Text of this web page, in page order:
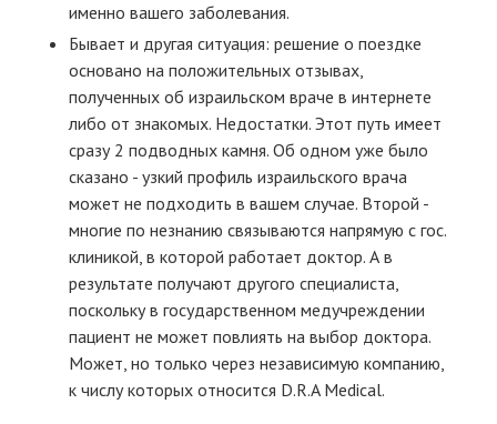
именно вашего заболевания.
Бывает и другая ситуация: решение о поездке
основано на положительных отзывах,
полученных об израильском враче в интернете
либо от знакомых. Недостатки. Этот путь имеет
сразу 2 подводных камня. Об одном уже было
сказано - узкий профиль израильского врача
может не подходить в вашем случае. Второй -
многие по незнанию связываются напрямую с гос.
клиникой, в которой работает доктор. А в
результате получают другого специалиста,
поскольку в государственном медучреждении
пациент не может повлиять на выбор доктора.
Может, но только через независимую компанию,
к числу которых относится D.R.A Medical.